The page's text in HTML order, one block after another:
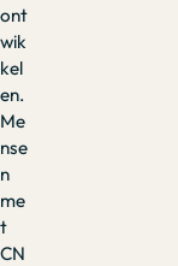
ont
wik
kel
en.
Me
nse
n
me
t
CN